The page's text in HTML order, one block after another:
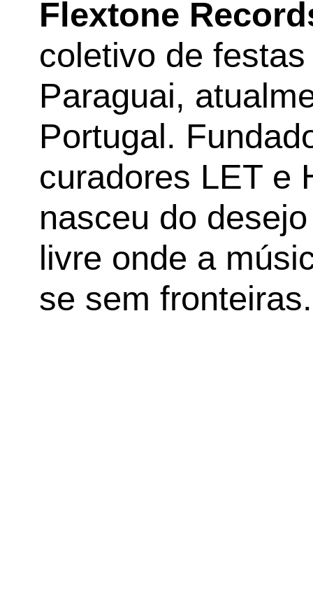
Flextone
coletivo de
Paraguai,
Portugal.
curadores LET e
nasceu do
livre onde a
se sem fronteiras.